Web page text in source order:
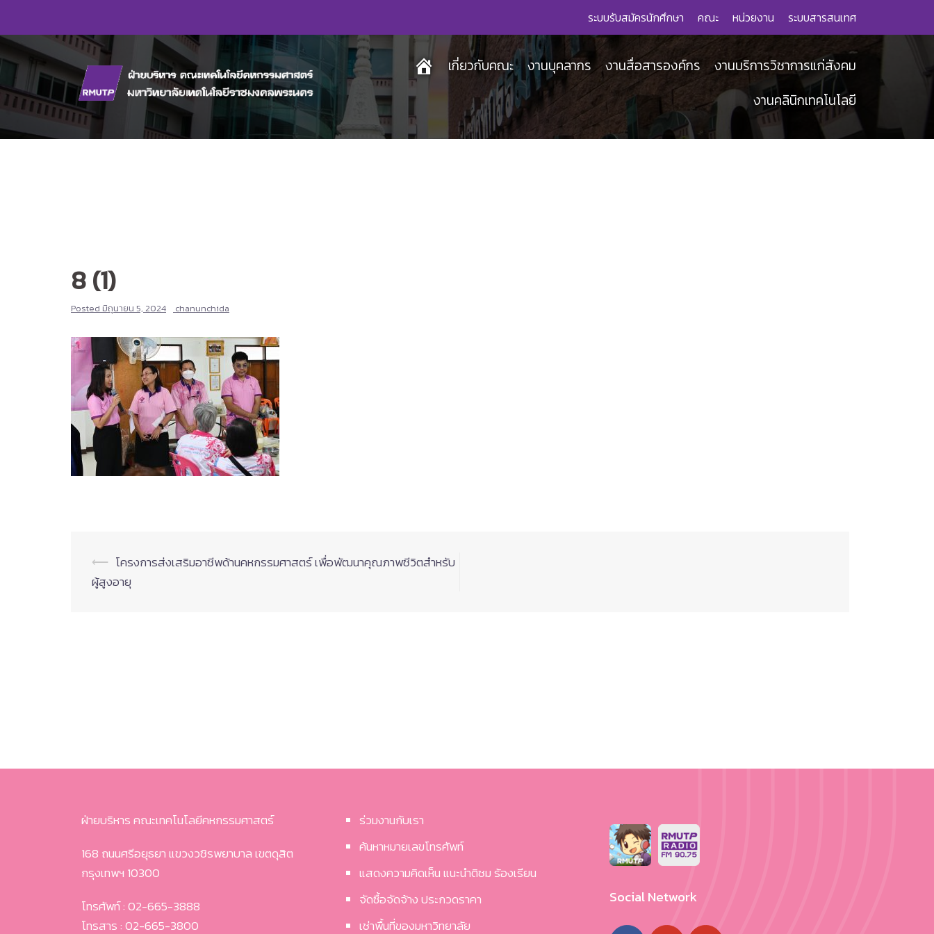
content
ระบบรับสมัครนักศึกษา คณะ หน่วยงาน ระบบสารสนเทศ
เกี่ยวกับคณะ งานบุคลากร งานสื่อสารองค์กร
งานบริการวิชาการแก่สังคม
งานคลินิกเทคโนโลยี
8 (1)
Posted มิถุนายน 5, 2024 chanunchida
Post
navigation
⟵ โครงการส่งเสริมอาชีพด้านคหกรรมศาสตร์ เพื่อพัฒนาคุณภาพชีวิตสำหรับ
ผู้สูงอายุ
ฝ่ายบริหาร คณะเทคโนโลยีคหกรรมศาสตร์
168 ถนนศรีอยุธยา แขวงวชิรพยาบาล เขตดุสิต
กรุงเทพฯ 10300
โทรศัพท์ : 02-665-3888
โทรสาร : 02-665-3800
ร่วมงานกับเรา
ค้นหาหมายเลขโทรศัพท์
แสดงความคิดเห็น แนะนำติชม ร้องเรียน
จัดซื้อจัดจ้าง ประกวดราคา
เช่าพื้นที่ของมหาวิทยาลัย
Social Network